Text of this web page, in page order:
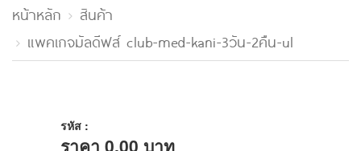
หน้าหลัก
สินค้า
แพคเกจมัลดีฟส์ club-med-kani-3วัน-2คืน-ul
รหัส :
ราคา 0.00 บาท